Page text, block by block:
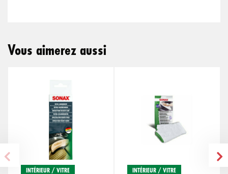
Vous aimerez aussi
INTÉRIEUR / VITRE INTÉRIEUR / VITRE